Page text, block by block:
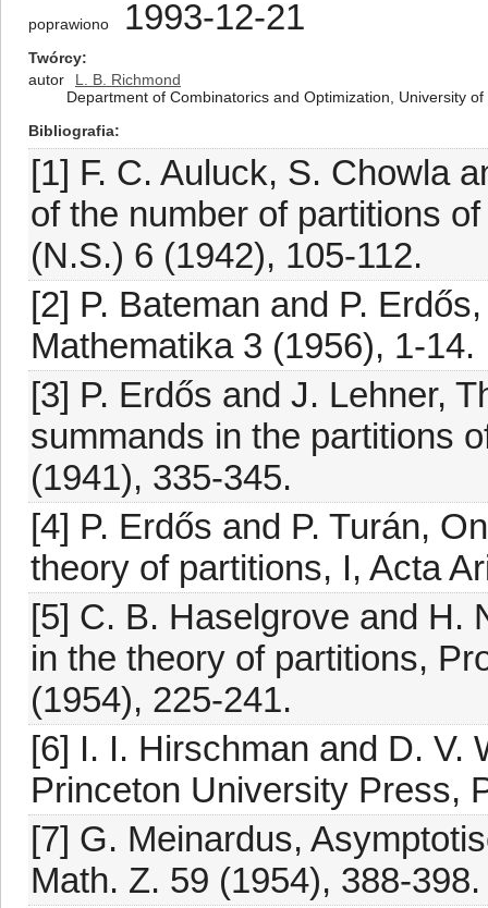
poprawiono 1993-12-21
Twórcy
autor
L. B. Richmond
Department of Combinatorics and Optimization, University
Bibliografia
[1] F. C. Auluck, S. Chowla
of the number of partitions
(N.S.) 6 (1942), 105-112.
[2] P. Bateman and P.
Mathematika 3 (1956), 1-14.
[3] P. Erdős and J. Lehner,
summands in the partitions
(1941), 335-345.
[4] P. Erdős and P. Turán,
theory of partitions, I, Acta
[5] C. B. Haselgrove and H.
in the theory of partitions,
(1954), 225-241.
[6] I. I. Hirschman and D. V.
Princeton University Press,
[7] G. Meinardus,
Math. Z. 59 (1954), 388-398.